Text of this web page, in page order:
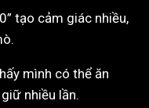
tạo cảm giác nhiều,
mình có thể ăn
nhiều lần.